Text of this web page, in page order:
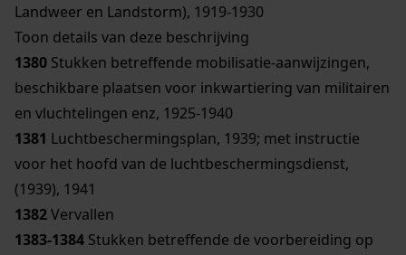
Landweer en Landstorm), 1919-1930
Toon details van deze beschrijving
1380 Stukken betreffende mobilisatie-aanwijzingen,
beschikbare plaatsen voor inkwartiering van militairen
en vluchtelingen enz, 1925-1940
1381 Luchtbeschermingsplan, 1939; met instructie
voor het hoofd van de luchtbeschermingsdienst,
(1939), 1941
1382Vervallen
1383-1384 Stukken betreffende de voorbereiding op